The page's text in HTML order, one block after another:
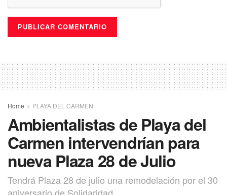
Home PLAYA DEL CARMEN
Ambientalistas de Playa del
Carmen intervendrían para
nueva Plaza 28 de Julio
Tendrá Plaza 28 de julio una remodelación por el 30
aniversario de Solidaridad